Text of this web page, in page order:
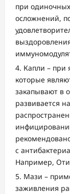
при одиночных
осложнений,
Капли – при
которые
закапывают в
развивается
с
Например,
Мази –
заживления